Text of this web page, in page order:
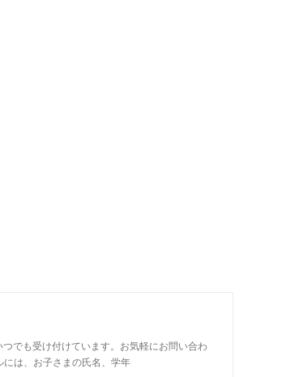
でも受け付けています。お気軽にお問い合わ
は、お子さまの氏名、学年